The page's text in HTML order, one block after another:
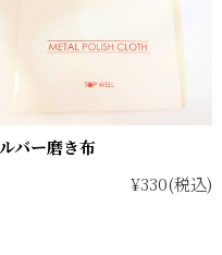
バー磨き布
¥330(税込)